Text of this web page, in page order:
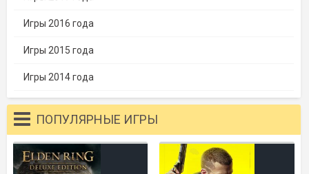
Игры 2016 года
Игры 2015 года
Игры 2014 года
ПОПУЛЯРНЫЕ ИГРЫ